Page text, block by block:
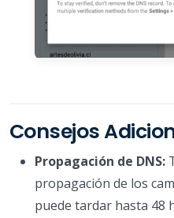
Consejos
Propagación de DNS:
propagación de los
puede tardar hasta 48